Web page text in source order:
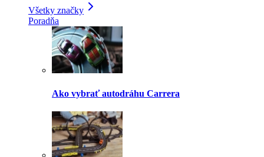
Všetky značky
Poradňa
Ako vybrať autodráhu Carrera